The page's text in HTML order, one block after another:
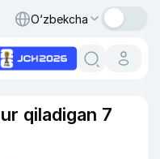
O‘zbekcha
qiladigan 7